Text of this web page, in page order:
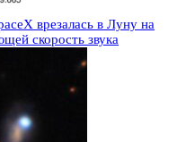
врезалась в Луну на
скорость звука